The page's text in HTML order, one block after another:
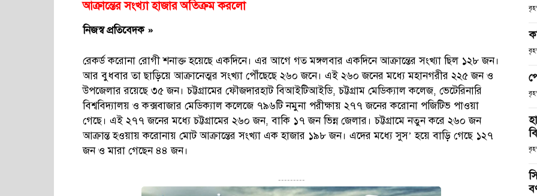
আক্রান্তের সংখ্যা হাজার অতিক্রম করলো
নিজস্ব প্রতিবেদক »
রেকর্ড করোনা রোগী শনাক্ত হয়েছে একদিনে। এর আগে গত মঙ্গলবার একদিনে আক্রান্তের সংখ্যা ছিল ১২৮ জন।
আর বুধবার তা ছাড়িয়ে আক্রানেত্মর সংখ্যা পৌঁছেছে ২৬০ জনে। এই ২৬০ জনের মধ্যে মহানগরীর ২২৫ জন ও
উপজেলার রয়েছে ৩৫ জন। চট্টগ্রামের ফৌজদারহাট বিআইটিআইডি, চট্টগ্রাম মেডিক্যাল কলেজ, ভেটেরিনারি
বিশ্ববিদ্যালয় ও কক্সবাজার মেডিক্যাল কলেজে ৭৯৬টি নমুনা পরীক্ষায় ২৭৭ জনের করোনা পজিটিভ পাওয়া
গেছে। এই ২৭৭ জনের মধ্যে চট্টগ্রামের ২৬০ জন, বাকি ১৭ জন ভিন্ন জেলার। চট্টগ্রামে নতুন করে ২৬০ জন
আক্রান্ত হওয়ায় করোনায় মোট আক্রান্তের সংখ্যা এক হাজার ১৯৮ জন। এদের মধ্যে সুস’ হয়ে বাড়ি গেছে ১২৭
জন ও মারা গেছেন ৪৪ জন।
---------